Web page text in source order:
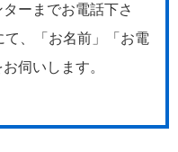
ーまでお電話下さ
、「お名前」「お電
伺いします。